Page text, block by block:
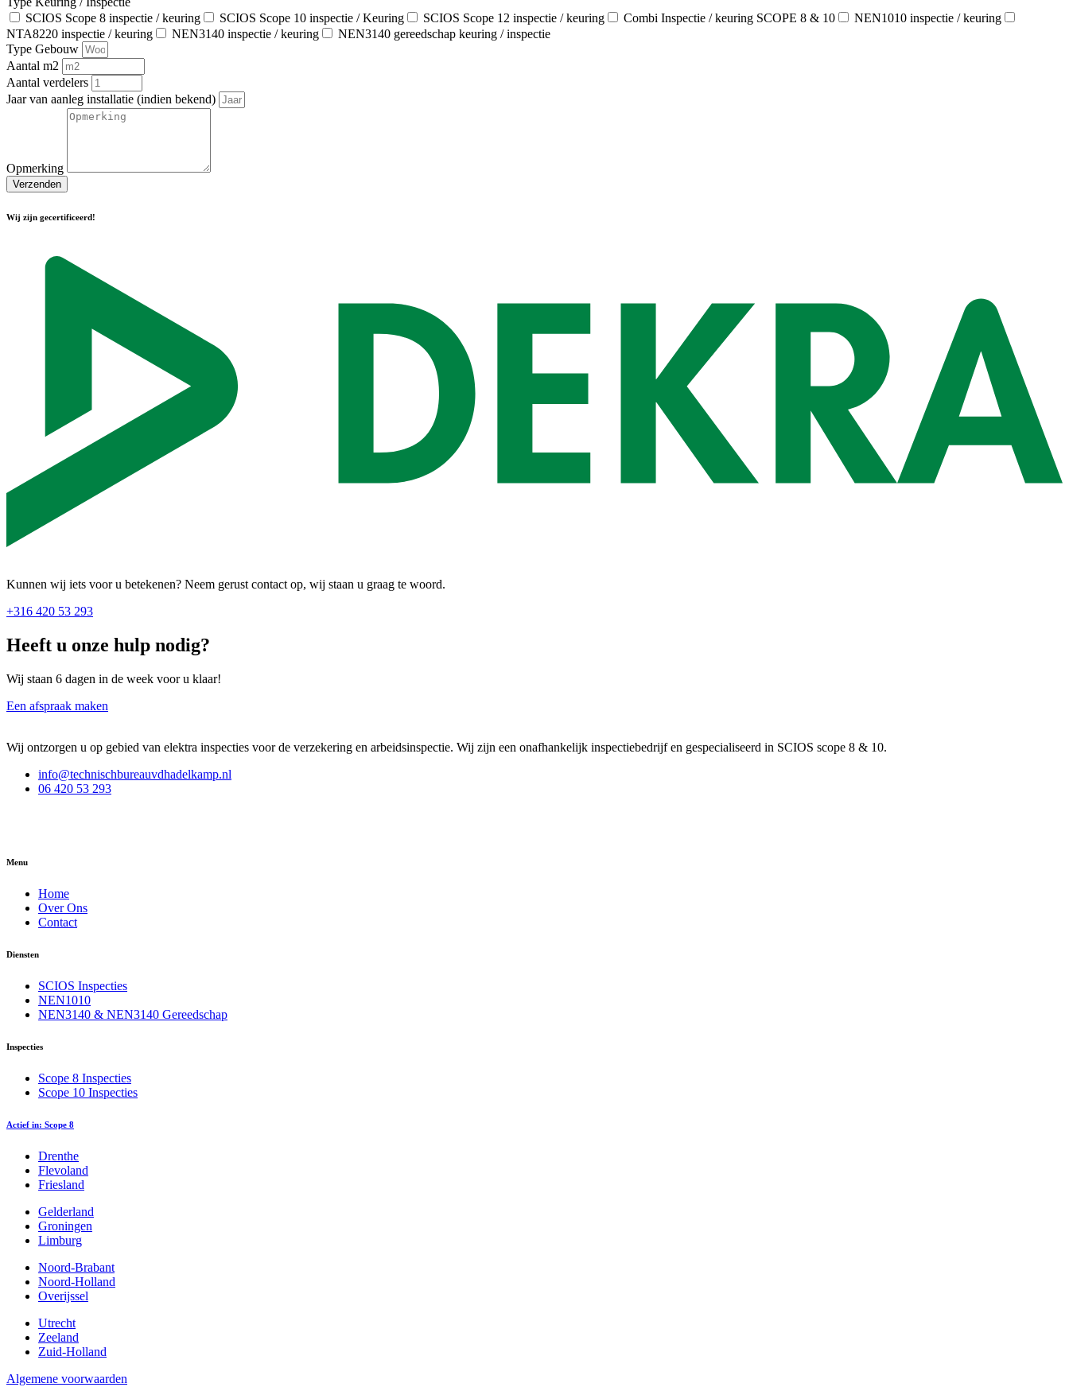
SCIOS Scope 8 inspectie / keuring
SCIOS Scope 10 inspectie / Keuring SCIOS Scope 12 inspectie / keuring Combi Inspectie / keuring SCOPE 8 & 10
NEN1010 inspectie / keuring
NTA8220 inspectie / keuring
NEN3140 inspectie / keuring
NEN3140 gereedschap keuring / inspectie
Type Gebouw
Aantal m2
Aantal verdelers
Jaar van aanleg installatie (indien bekend)
Opmerking
Verzenden
Wij zijn gecertificeerd!
Kunnen wij iets voor u betekenen? Neem gerust contact op, wij staan u graag te woord.
+316 420 53 293
Heeft u onze hulp nodig?
Wij staan 6 dagen in de week voor u klaar!
Een afspraak maken
Wij ontzorgen u op gebied van elektra inspecties voor de verzekering en arbeidsinspectie. Wij zijn een onafhankelijk inspectiebedrijf en gespecialiseerd in SCIOS scope 8 & 10.
info@technischbureauvdhadelkamp.nl
06 420 53 293
Menu
Home
Over Ons
Contact
Diensten
SCIOS Inspecties
NEN1010
NEN3140 & NEN3140 Gereedschap
Inspecties
Scope 8 Inspecties
Scope 10 Inspecties
Actief in: Scope 8
Drenthe
Flevoland
Friesland
Gelderland
Groningen
Limburg
Noord-Brabant
Noord-Holland
Overijssel
Utrecht
Zeeland
Zuid-Holland
Algemene voorwaarden